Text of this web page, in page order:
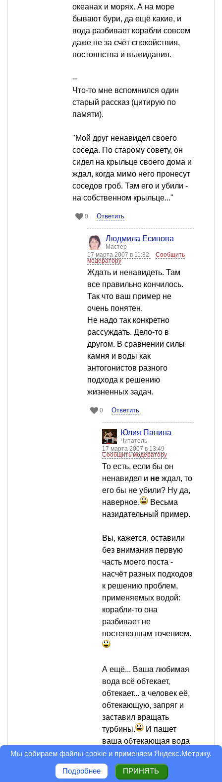
океанах и морях. А на море
бывают бури, да ещё какие, и
вода разбивает корабли совсем
даже не за счёт спокойствия,
постоянства и выжидания.
--
Что-то мне вспомнился один
старый рассказ (цитирую по
памяти).
"Мой друг ненавидел своего
соседа. По старому совету, он
сидел на крыльце своего дома и
ждал, когда мимо него пронесут
соседов гроб. Там его и убили -
на собственном крыльце..."
0 Ответить
Людмила Есипова
Мастер
17 марта 2007 в 11:32
Сообщить
модератору
Ждать и ненавидеть. Там
все правильно кончилось.
Так что ваш пример не
очень понятен.
Не надо так конкретно
рассуждать. Дело-то в
другом. В сравнении силы
камня и воды как
антогонистов разного
подхода к решению
жизненных задач.
0 Ответить
Юлия Панина
Читатель
17 марта 2007 в 13:49
Сообщить модератору
То есть, если бы он
ненавидел и не ждал, то
его бы не убили? Ну да,
наверное.
Весьма
назидательный пример.
Вы, кажется, оставили
без внимания первую
часть моего поста -
насчёт разных подходов
к решению проблем,
применяемых водой:
корабли-то она
разбивает не
постепенным точением.
А ещё... Ваша любимая
вода всё обтекает,
обтекает... а человек её,
обтекающую, запряг и
заставил вращать
турбины.
И пашет
ваша обтекающая вода
на благо человека,
который оказался умнее
- действовал, а не тёк
Мы собираем файлы cookie и применяем Яндекс.Метрику.
Подробнее ПРИНЯТЬ